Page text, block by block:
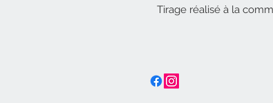
Tirage réalisé à la